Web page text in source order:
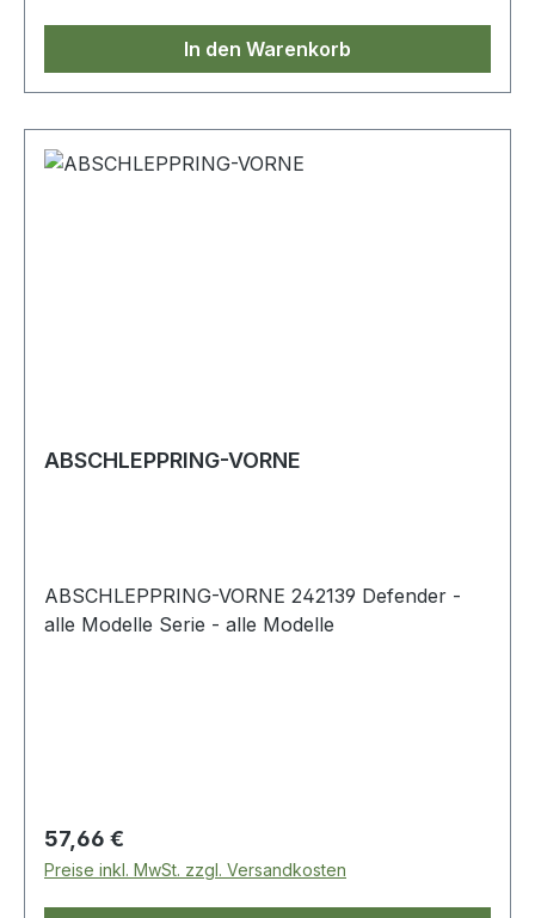
In den Warenkorb
ABSCHLEPPRING-VORNE
ABSCHLEPPRING-VORNE 242139 Defender -
alle Modelle Serie - alle Modelle
Regulärer Preis:
57,66 €
Preise inkl. MwSt. zzgl. Versandkosten